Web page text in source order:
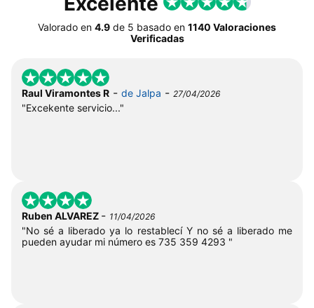
Valorado en 4.9 de 5 basado en 1140 Valoraciones
Verificadas
Raul Viramontes R - de Jalpa - 27/04/2026
"Excekente servicio..."
Ruben ALVAREZ - 11/04/2026
"No sé a liberado ya lo restablecí Y no sé a liberado me
pueden ayudar mi número es 735 359 4293 "